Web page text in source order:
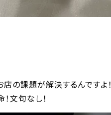
の課題が解決するんですよ！
文句なし！